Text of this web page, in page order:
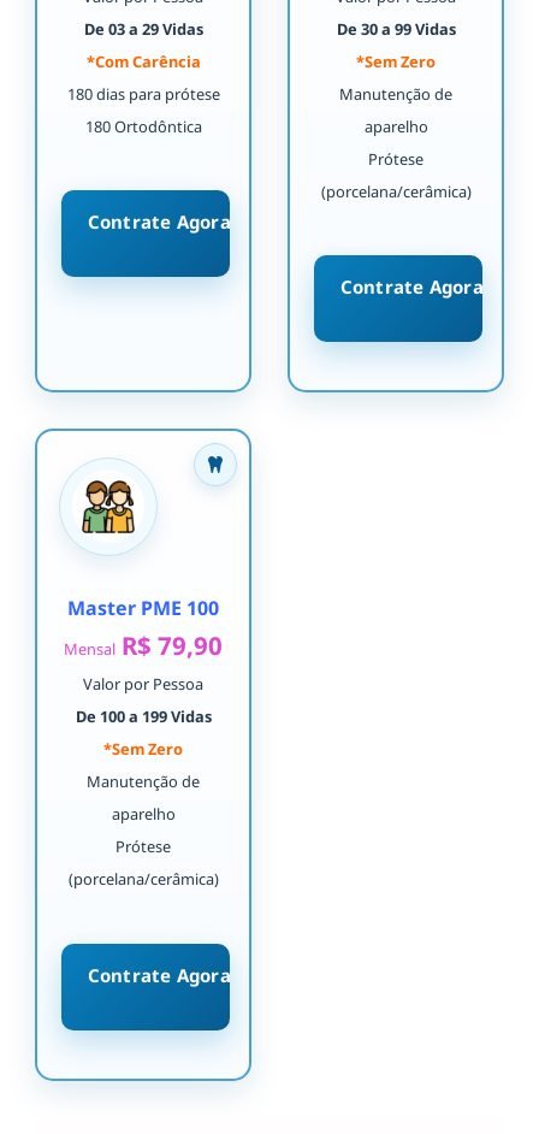
De 03 a 29 Vidas
*Com Carência
180 dias para prótese
180 Ortodôntica
Contrate Agora
De 30 a 99 Vidas
*Sem Zero
Manutenção de
aparelho
Prótese
(porcelana/cerâmica)
Contrate Agora
Master PME 100
Mensal R$ 79,90
Valor por Pessoa
De 100 a 199 Vidas
*Sem Zero
Manutenção de
aparelho
Prótese
(porcelana/cerâmica)
Contrate Agora